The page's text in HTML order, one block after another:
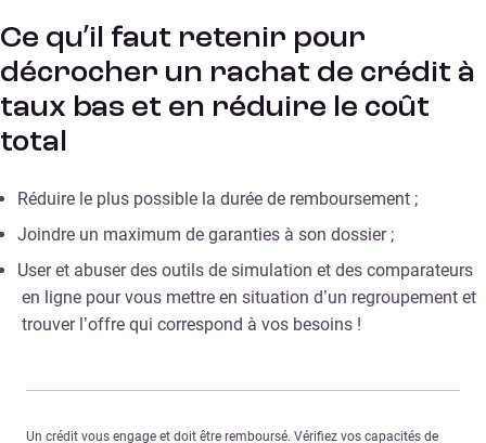
Ce qu’il faut retenir pour
décrocher un rachat de crédit à
taux bas et en réduire le coût
total
Réduire le plus possible la durée de remboursement ;
Joindre un maximum de garanties à son dossier ;
User et abuser des outils de simulation et des comparateurs
en ligne pour vous mettre en situation d’un regroupement et
trouver l’offre qui correspond à vos besoins !
Un crédit vous engage et doit être remboursé. Vérifiez vos capacités de